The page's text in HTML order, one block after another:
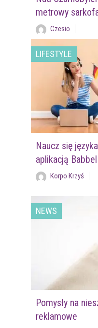
metrowy
Czesio
LIFESTYLE
Naucz się
aplikacją Babbel
Korpo Krzyś
NEWS
Pomysły na
reklamowe